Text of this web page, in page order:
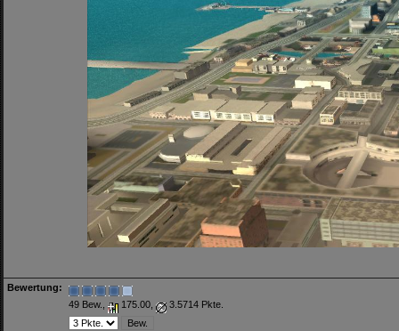
Bewertung:
49 Bew.,
175.00, 3.5714 Pkte.